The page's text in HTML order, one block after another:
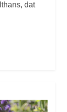
dat